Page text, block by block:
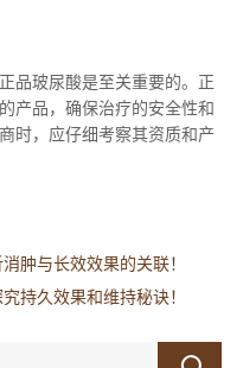
品玻尿酸是至关重要的。正
产品，确保治疗的安全性和
时，应仔细考察其资质和产
肿与长效效果的关联！
持久效果和维持秘诀！